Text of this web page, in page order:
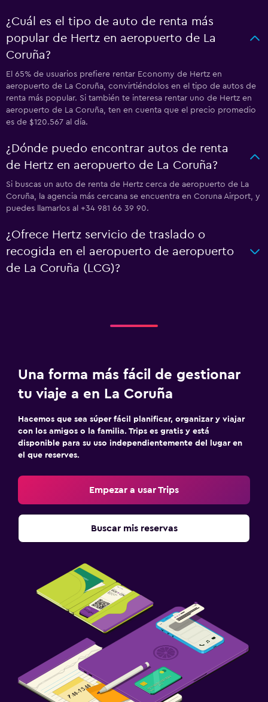
¿Cuál es el tipo de auto de renta más
popular de Hertz en aeropuerto de La
Coruña?
El 65% de usuarios prefiere rentar Economy de Hertz en
aeropuerto de La Coruña, convirtiéndolos en el tipo de autos de
renta más popular. Si también te interesa rentar uno de Hertz en
aeropuerto de La Coruña, ten en cuenta que el precio promedio
es de $120.567 al día.
¿Dónde puedo encontrar autos de renta
de Hertz en aeropuerto de La Coruña?
Si buscas un auto de renta de Hertz cerca de aeropuerto de La
Coruña, la agencia más cercana se encuentra en Coruna Airport, y
puedes llamarlos al +34 981 66 39 90.
¿Ofrece Hertz servicio de traslado o
recogida en el aeropuerto de aeropuerto
de La Coruña (LCG)?
Una forma más fácil de gestionar
tu viaje a en La Coruña
Hacemos que sea súper fácil planificar, organizar y viajar
con los amigos o la familia. Trips es gratis y está
disponible para su uso independientemente del lugar en
el que reserves.
Empezar a usar Trips
Buscar mis reservas